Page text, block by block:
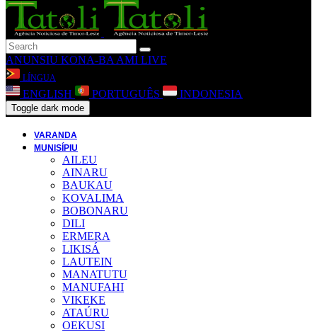
ANUNSIU KONA-BA AMI LIVE
LÍNGUA
ENGLISH PORTUGUÊS INDONESIA
Toggle dark mode
VARANDA
MUNISÍPIU
AILEU
AINARU
BAUKAU
KOVALIMA
BOBONARU
DILI
ERMERA
LIKISÁ
LAUTEIN
MANATUTU
MANUFAHI
VIKEKE
ATAÚRU
OEKUSI